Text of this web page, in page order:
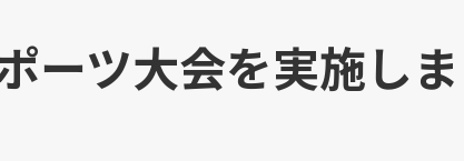
ーツ大会を実施し